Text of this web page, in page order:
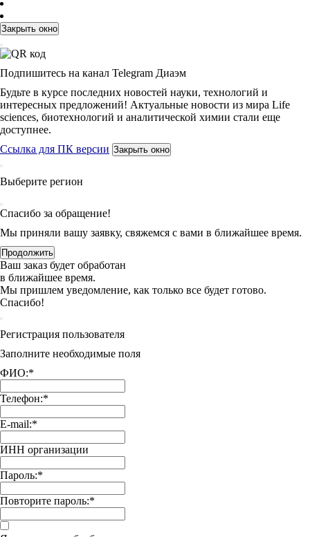
Закрыть окно
Подпишитесь на канал Telegram Диаэм
Будьте в курсе последних новостей науки, технологий и
интересных предложений! Актуальные новости из мира Life
sciences, биотехнологий и аналитической химии стали еще
доступнее.
Ссылка для ПК версии Закрыть окно
Выберите регион
Спасибо за обращение!
Мы приняли вашу заявку, свяжемся с вами в ближайшее время.
Продолжить
Ваш заказ будет обработан
в ближайшее время.
Мы пришлем уведомление, как только все будет готово.
Спасибо!
Регистрация пользователя
Заполните необходимые поля
ФИО:*
Телефон:*
E-mail:*
ИНН организации
Пароль:*
Повторите пароль:*